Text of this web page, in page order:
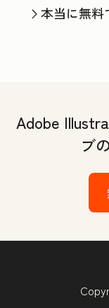
本当に無料
Adobe
ブ